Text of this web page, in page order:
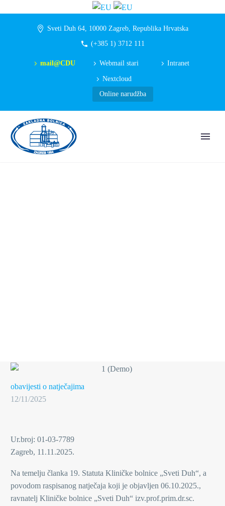
Sveti Duh 64, 10000 Zagreb, Republika Hrvatska
(+385 1) 3712 111
mail@CDU Webmail stari Intranet
Nextcloud
Online narudžba
obavijesti o natječajima
12/11/2025
Ur.broj: 01-03-7789
Zagreb, 11.11.2025.
Na temelju članka 19. Statuta Kliničke bolnice „Sveti Duh“, a
povodom raspisanog natječaja koji je objavljen 06.10.2025.,
ravnatelj Kliničke bolnice „Sveti Duh“ izv.prof.prim.dr.sc.